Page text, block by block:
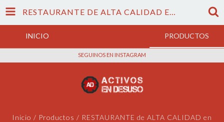
RESTAURANTE DE ALTA CALIDAD EN CANNING – REMATE EL MARTES 21/04/26
INICIO PRODUCTOS
SEGUINOS EN INSTAGRAM
Inicio / Productos / RESTAURANTE de ALTA CALIDAD en